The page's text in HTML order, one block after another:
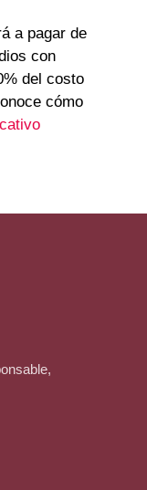
a pagar de
con
del costo
cómo